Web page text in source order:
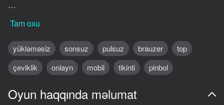
üzgəclərinizi hərəkət etdirin. Mobil cihazda sadəcə ekranın sol
Tam oxu
yükləməsiz sonsuz pulsuz brauzer
top
çeviklik
onlayn mobil tikinti pinbol
Oyun haqqında məlumat